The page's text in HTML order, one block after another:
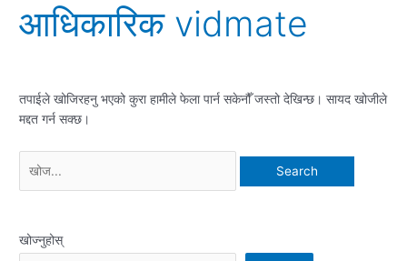
आधिकारिक vidmate
तपाईले खोजिरहनु भएको कुरा हामीले फेला पार्न सकेनौँ जस्तो देखिन्छ। सायद खोजीले
मद्दत गर्न सक्छ।
खोज्नुहोस्